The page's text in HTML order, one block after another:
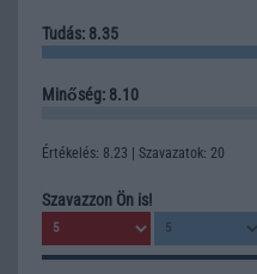
Tudás: 8.35
Minőség: 8.10
Értékelés: 8.23 | Szavazatok: 20
Szavazzon Ön is!